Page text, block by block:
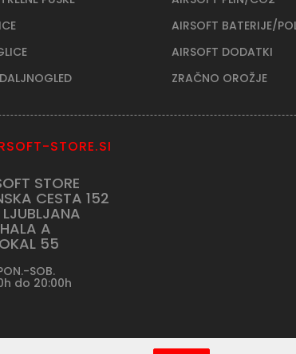
AIRSOFT BATERIJE/
AIRSOFT DODATKI
ZRAČNO OROŽJE
STORE.SI
STORE
CESTA 152
HALA A
55
SOB.
do 20:00h